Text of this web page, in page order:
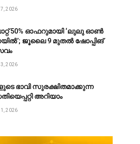
2026
50% ഓഫറുമായി ‘ലുലു ഓൺ
ജൂലൈ 9 മുതൽ ഷോപ്പിങ്
2026
ഭാവി സുരക്ഷിതമാക്കുന്ന
അറിയാം
2026